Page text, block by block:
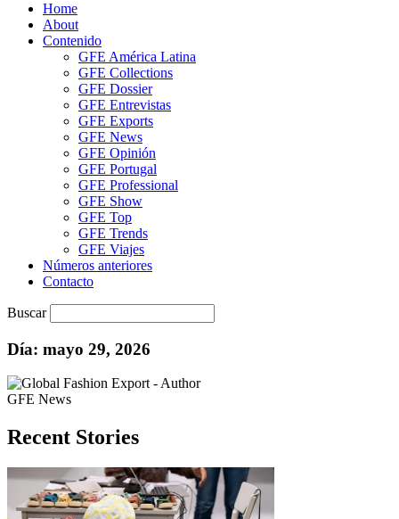
Home
About
Contenido
GFE América Latina
GFE Collections
GFE Dossier
GFE Entrevistas
GFE Exports
GFE News
GFE Opinión
GFE Portugal
GFE Professional
GFE Show
GFE Top
GFE Trends
GFE Viajes
Números anteriores
Contacto
Buscar
Día: mayo 29, 2026
GFE News
Recent Stories